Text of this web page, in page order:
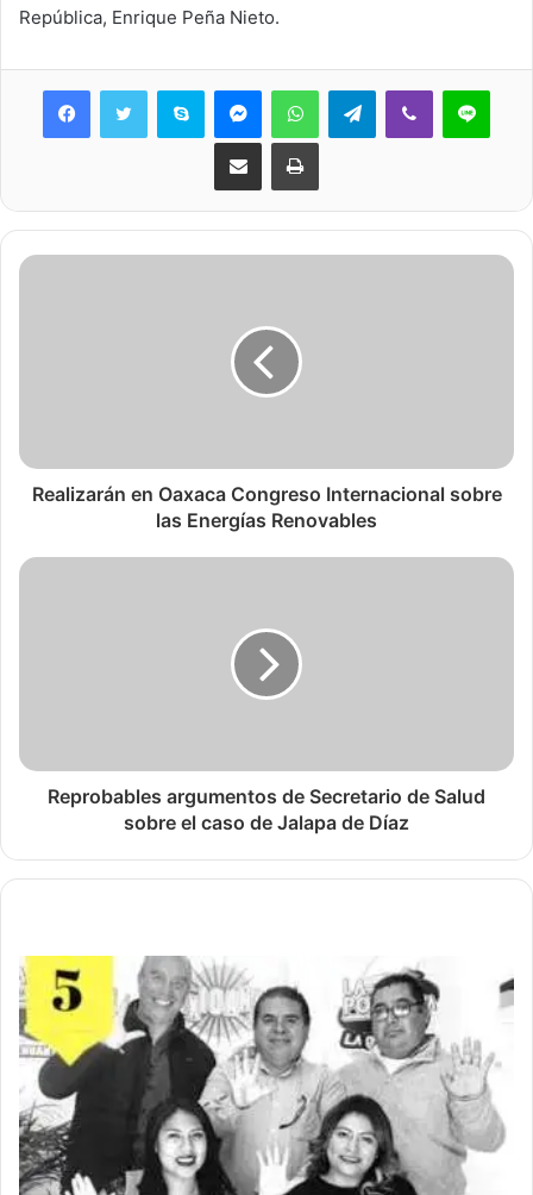
República, Enrique Peña Nieto.
Skype MessengerWhatsAppTelegramViber Line
Share via Email Print
Realizarán en Oaxaca Congreso Internacional sobre
las Energías Renovables
Reprobables argumentos de Secretario de Salud
sobre el caso de Jalapa de Díaz